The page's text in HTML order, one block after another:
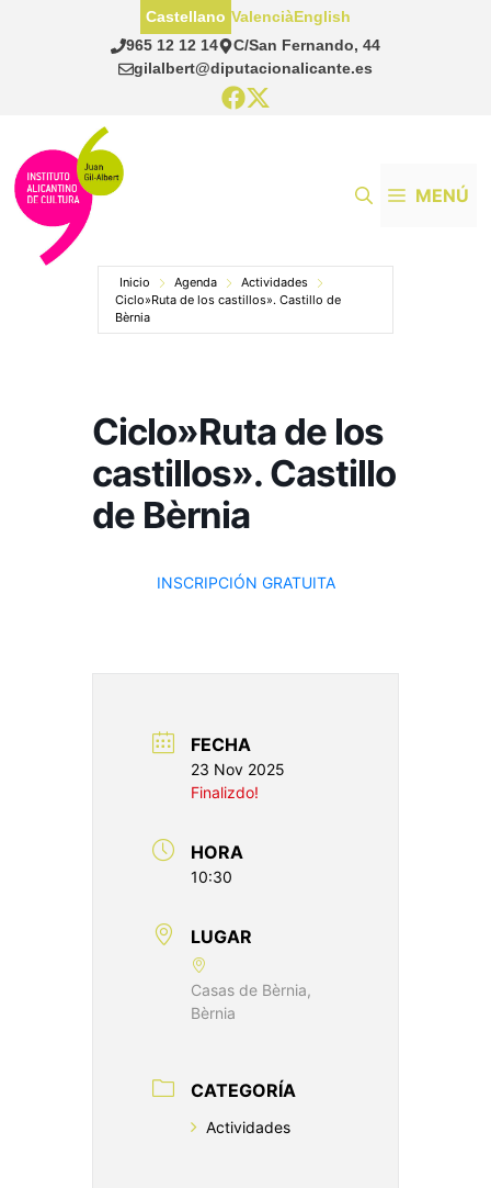
965 12 12 14
C/San Fernando, 44
gilalbert@diputacionalicante.es
Castellano ValenciàEnglish
MENÚ
Inicio Agenda
Actividades
Ciclo»Ruta de los castillos». Castillo de
Bèrnia
Ciclo»Ruta de los
castillos». Castillo
de Bèrnia
INSCRIPCIÓN GRATUITA
FECHA
23 Nov 2025
Finalizdo!
HORA
10:30
LUGAR
Casas de Bèrnia,
Bèrnia
CATEGORÍA
Actividades